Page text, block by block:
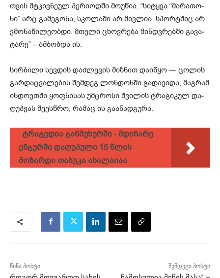
თვის მტკივ­ნე­ულ პე­რი­ოდ­ში მო­უ­წია. “სი­ტყვა “მა­რა­თო­
ნი” არც გა­მე­გო­ნა, სკო­ლა­ში არ მივ­ლია, სპორ­ტშიც არ
ვმო­ნა­წი­ლე­ობ­დი. მთე­ლი ცხოვ­რე­ბა მინ­დვ­რებ­ში გა­ვა­
ტა­რე” – ამ­ბობ­და ის.
სირ­ბი­ლი სევ­დის დაძ­ლე­ვის მიზ­ნით და­ი­წყო — ცო­ლის
გარ­დაც­ვა­ლე­ბის შემ­დეგ ლონ­დონ­ში გა­და­ვი­და, მაგ­რამ
ინ­დო­ეთ­ში ყოფ­ნი­სას უმ­ცრო­სი შვი­ლის ტრა­გი­კულ და­
ღუპ­ვას შე­ეს­წრო, რა­მაც ის გა­ა­ნად­გუ­რა.
ტრაგედია განმუხურში - მდინარე
ენგურში დაღუპული 15 წლის
მოზარდი თაბუკა ახალაიაა
წინა პოსტი შემდეგი პოსტი